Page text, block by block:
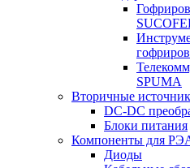
SPUMA
Вторичные
DC-DC
Блоки питания
Компоненты для
Диоды